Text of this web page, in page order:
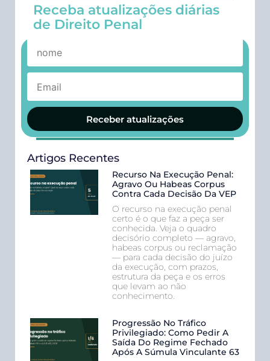
Receba atualizações diárias
de Direito Penal
Receber atualizações
Artigos Recentes
Recurso Na Execução Penal:
Agravo Ou Habeas Corpus
Contra Cada Decisão Da VEP
O recurso na execução penal
certo é o que faz a peça ser
conhecida. Veja o quadro
decisório completo — agravo,
habeas corpus ou reclamação
— para cada decisão do juízo
da execução, com prazos,
estrutura da peça e os erros
que levam ao não
conhecimento.
Progressão No Tráfico
Privilegiado: Como Pedir A
Saída Do Regime Fechado
Após A Súmula Vinculante 63